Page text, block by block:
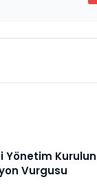
Vurgusu